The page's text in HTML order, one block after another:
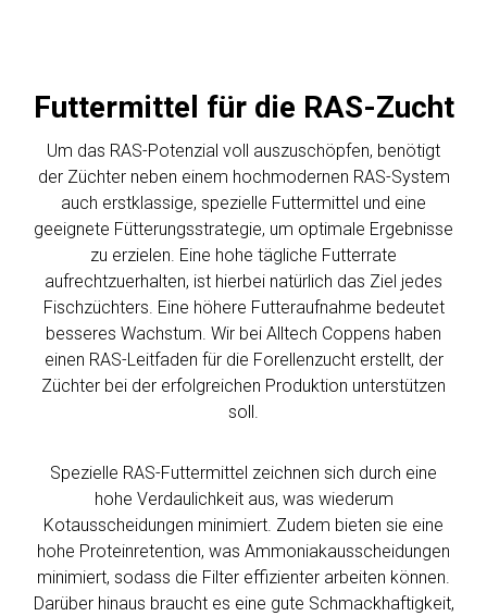
Futtermittel für die RAS-Zucht
Um das RAS-Potenzial voll auszuschöpfen, benötigt
der Züchter neben einem hochmodernen RAS-System
auch erstklassige, spezielle Futtermittel und eine
geeignete Fütterungsstrategie, um optimale Ergebnisse
zu erzielen. Eine hohe tägliche Futterrate
aufrechtzuerhalten, ist hierbei natürlich das Ziel jedes
Fischzüchters. Eine höhere Futteraufnahme bedeutet
besseres Wachstum. Wir bei Alltech Coppens haben
einen RAS-Leitfaden für die Forellenzucht erstellt, der
Züchter bei der erfolgreichen Produktion unterstützen
soll.
Spezielle RAS-Futtermittel zeichnen sich durch eine
hohe Verdaulichkeit aus, was wiederum
Kotausscheidungen minimiert. Zudem bieten sie eine
hohe Proteinretention, was Ammoniakausscheidungen
minimiert, sodass die Filter effizienter arbeiten können.
Darüber hinaus braucht es eine gute Schmackhaftigkeit,